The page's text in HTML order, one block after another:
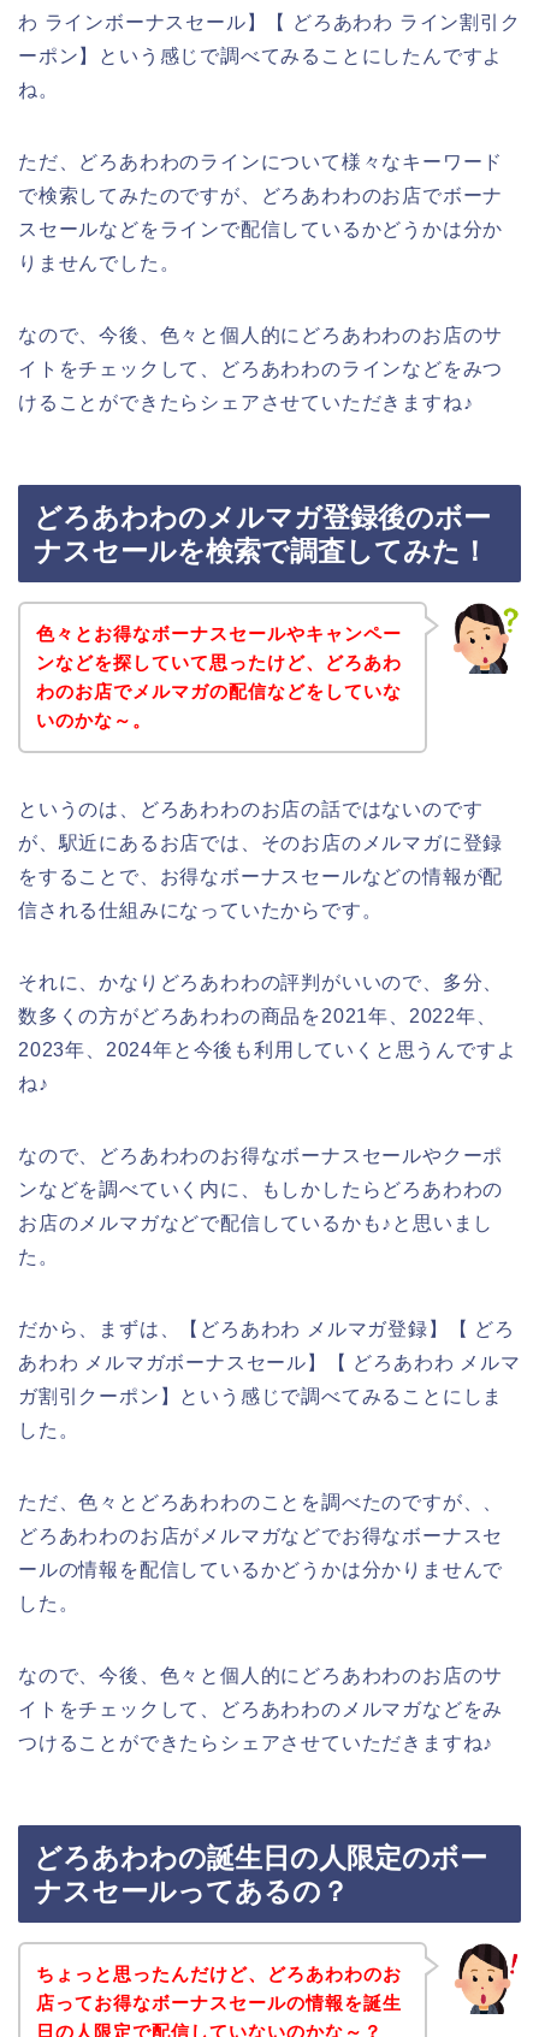
わ ラインボーナスセール】【 どろあわわ ライン割引ク
ーポン】という感じで調べてみることにしたんですよ
ね。
ただ、どろあわわのラインについて様々なキーワード
で検索してみたのですが、どろあわわのお店でボーナ
スセールなどをラインで配信しているかどうかは分か
りませんでした。
なので、今後、色々と個人的にどろあわわのお店のサ
イトをチェックして、どろあわわのラインなどをみつ
けることができたらシェアさせていただきますね♪
どろあわわのメルマガ登録後のボー
ナスセールを検索で調査してみた！
色々とお得なボーナスセールやキャンペー
ンなどを探していて思ったけど、どろあわ
わのお店でメルマガの配信などをしていな
いのかな～。
というのは、どろあわわのお店の話ではないのです
が、駅近にあるお店では、そのお店のメルマガに登録
をすることで、お得なボーナスセールなどの情報が配
信される仕組みになっていたからです。
それに、かなりどろあわわの評判がいいので、多分、
数多くの方がどろあわわの商品を2021年、2022年、
2023年、2024年と今後も利用していくと思うんですよ
ね♪
なので、どろあわわのお得なボーナスセールやクーポ
ンなどを調べていく内に、もしかしたらどろあわわの
お店のメルマガなどで配信しているかも♪と思いまし
た。
だから、まずは、【どろあわわ メルマガ登録】【 どろ
あわわ メルマガボーナスセール】【 どろあわわ メルマ
ガ割引クーポン】という感じで調べてみることにしま
した。
ただ、色々とどろあわわのことを調べたのですが、、
どろあわわのお店がメルマガなどでお得なボーナスセ
ールの情報を配信しているかどうかは分かりませんで
した。
なので、今後、色々と個人的にどろあわわのお店のサ
イトをチェックして、どろあわわのメルマガなどをみ
つけることができたらシェアさせていただきますね♪
どろあわわの誕生日の人限定のボー
ナスセールってあるの？
ちょっと思ったんだけど、どろあわわのお
店ってお得なボーナスセールの情報を誕生
日の人限定で配信していないのかな～？